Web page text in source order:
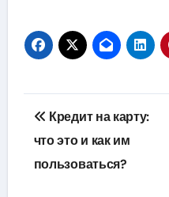
Навигация
по
записям
Кредит на карту:
что это и как им
пользоваться?